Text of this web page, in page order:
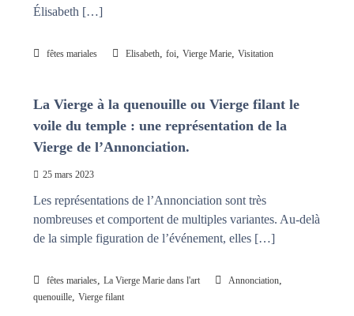
Élisabeth […]
fêtes mariales Elisabeth, foi, Vierge Marie, Visitation
La Vierge à la quenouille ou Vierge filant le
voile du temple : une représentation de la
Vierge de l’Annonciation.
25 mars 2023
Les représentations de l’Annonciation sont très
nombreuses et comportent de multiples variantes. Au-delà
de la simple figuration de l’événement, elles […]
fêtes mariales, La Vierge Marie dans l'art Annonciation,
quenouille, Vierge filant